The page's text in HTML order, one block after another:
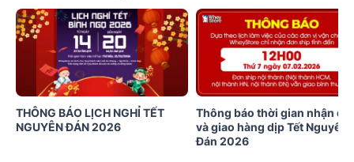
THÔNG BÁO LỊCH NGHỈ TẾT
NGUYÊN ĐÁN 2026
Thông báo thời gian nhận
và giao hàng dịp Tết Nguyên
Đán 2026